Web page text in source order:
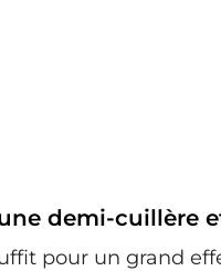
demi-cuillère
pour un grand